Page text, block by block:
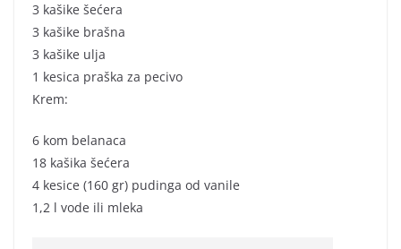
3 kašike šećera
3 kašike brašna
3 kašike ulja
1 kesica praška za pecivo
Krem:
6 kom belanaca
18 kašika šećera
4 kesice (160 gr) pudinga od vanile
1,2 l vode ili mleka